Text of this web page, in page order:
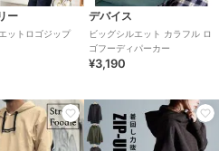
ー
ットロゴジップ
デバイス
ビッグシルエット カラフル ロ
ゴフーディパーカー
¥3,190